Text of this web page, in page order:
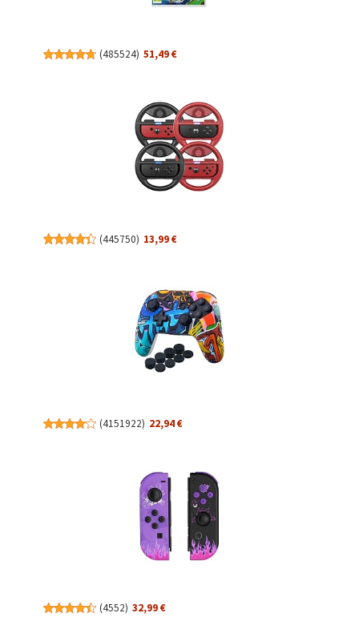
(485524) 51,49 €
(445750) 13,99 €
(4151922) 22,94 €
(4552) 32,99 €